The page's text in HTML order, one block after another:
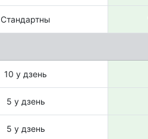
Стандартны
10 у дзень
5 у дзень
5 у дзень